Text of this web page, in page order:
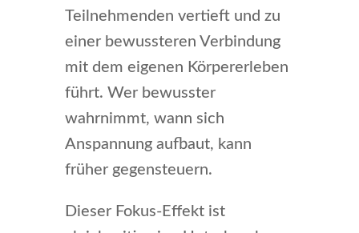
Teilnehmenden vertieft und zu
einer bewussteren Verbindung
mit dem eigenen Körpererleben
führt. Wer bewusster
wahrnimmt, wann sich
Anspannung aufbaut, kann
früher gegensteuern.
Dieser Fokus-Effekt ist